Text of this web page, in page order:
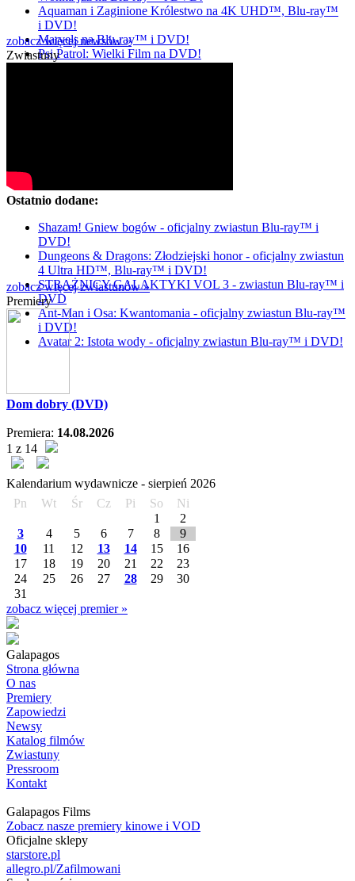
Aquaman i Zaginione Królestwo na 4K UHD™, Blu-ray™
i DVD!
Marvels na Blu-ray™ i DVD!
Psi Patrol: Wielki Film na DVD!
zobacz więcej newsów »
Zwiastuny
Ostatnio dodane:
Shazam! Gniew bogów - oficjalny zwiastun Blu-ray™ i
DVD!
Dungeons & Dragons: Złodziejski honor - oficjalny zwiastun
4 Ultra HD™, Blu-ray™ i DVD!
STRAŻNICY GALAKTYKI VOL 3 - zwiastun Blu-ray™ i
DVD
Ant-Man i Osa: Kwantomania - oficjalny zwiastun Blu-ray™
i DVD!
Avatar 2: Istota wody - oficjalny zwiastun Blu-ray™ i DVD!
zobacz więcej zwiastunów »
Premiery
Dom dobry (DVD)
Premiera: 14.08.2026
1 z 14
Kalendarium wydawnicze - sierpień 2026
Pn
Wt Śr Cz Pi So
Ni
1
2
3
4 5 6 7 8
9
10
11 12 13 14 15
16
17
18 19 20 21 22
23
24
25 26 27 28 29
30
31
zobacz więcej premier »
Galapagos
Strona główna
O nas
Premiery
Zapowiedzi
Newsy
Katalog filmów
Zwiastuny
Pressroom
Kontakt
Galapagos Films
Zobacz nasze premiery kinowe i VOD
Oficjalne sklepy
starstore.pl
allegro.pl/Zafilmowani